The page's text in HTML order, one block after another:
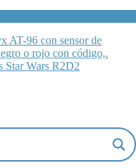
AT-96 con sensor de
o rojo con código,.
Star Wars R2D2